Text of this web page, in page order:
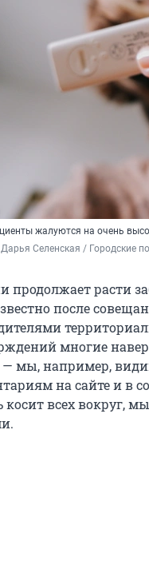
жалуются на очень
Дарья Селенская / Городские
продолжает расти
после
многие
— мы, например,
на сайте и в
косит всех вокруг,